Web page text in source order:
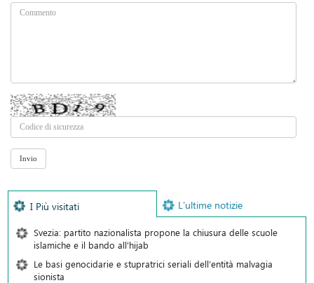
I Più visitati L’ultime notizie
Svezia: partito nazionalista propone la chiusura delle scuole
islamiche e il bando all'hijab
Le basi genocidarie e stupratrici seriali dell’entità malvagia
sionista